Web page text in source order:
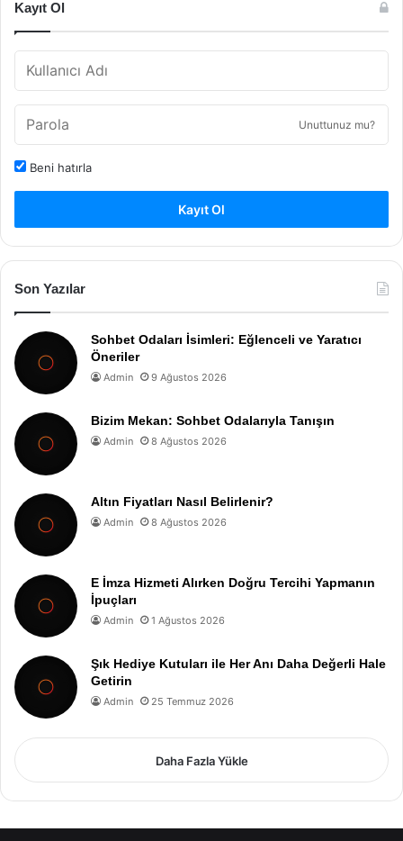
Kayıt Ol
Unuttunuz mu?
Beni hatırla
Kayıt Ol
Son Yazılar
Sohbet Odaları İsimleri: Eğlenceli ve Yaratıcı
Öneriler
Admin 9 Ağustos 2026
Bizim Mekan: Sohbet Odalarıyla Tanışın
Admin 8 Ağustos 2026
Altın Fiyatları Nasıl Belirlenir?
Admin 8 Ağustos 2026
E İmza Hizmeti Alırken Doğru Tercihi Yapmanın
İpuçları
Admin 1 Ağustos 2026
Şık Hediye Kutuları ile Her Anı Daha Değerli Hale
Getirin
Admin 25 Temmuz 2026
Daha Fazla Yükle